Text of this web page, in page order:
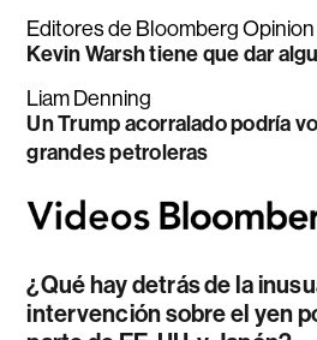
Editores de Bloomberg Opinion
Kevin Warsh tiene que dar
Liam Denning
Un Trump acorralado podría
grandes petroleras
¿Qué hay detrás de la
intervención sobre el yen